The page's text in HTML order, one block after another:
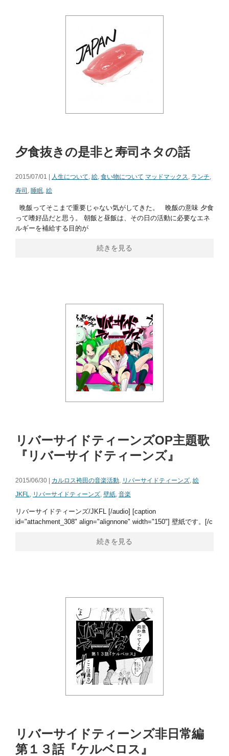
夕食抜きの是非と寿司ネタの話
2015/07/01 | 人生について 絵 食い物について マッドマックス ランチ
寿司 睡眠 絵
晩飯ってそこまで重要じゃない気がしてきた。 晩飯の意味 夕食
って嗜好品だと思う。 朝飯と昼飯は、その日の活動に必要なエネ
ルギーを補給する目的が
続きを見る
リバーサイドティーンズOP主題歌
『リバーサイドティーンズ』
2015/06/30 | カルロス袴田の音楽活動 リバーサイドティーンズ 絵
JKFL
リバーサイドティーンズ 壁紙 音楽
リバーサイドティーンズ/JKFL [/audio] [caption
id="attachment_308" align="alignnone" width="150"] 壁紙です。[/c
続きを見る
リバーサイドティーンズ非日常編
第１３話『ケルベロス』